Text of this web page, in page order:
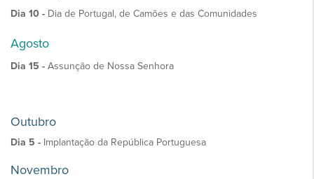
Dia 10 - Dia de Portugal, de Camões e das Comunidades
Agosto
Dia 15 - Assunção de Nossa Senhora
Outubro
Dia 5 - Implantação da República Portuguesa
Novembro